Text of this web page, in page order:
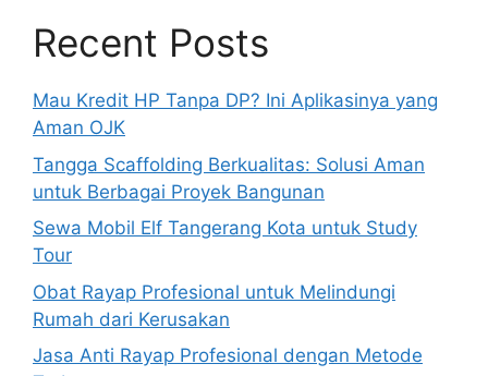
Recent Posts
Mau Kredit HP Tanpa DP? Ini Aplikasinya yang
Aman OJK
Tangga Scaffolding Berkualitas: Solusi Aman
untuk Berbagai Proyek Bangunan
Sewa Mobil Elf Tangerang Kota untuk Study
Tour
Obat Rayap Profesional untuk Melindungi
Rumah dari Kerusakan
Jasa Anti Rayap Profesional dengan Metode